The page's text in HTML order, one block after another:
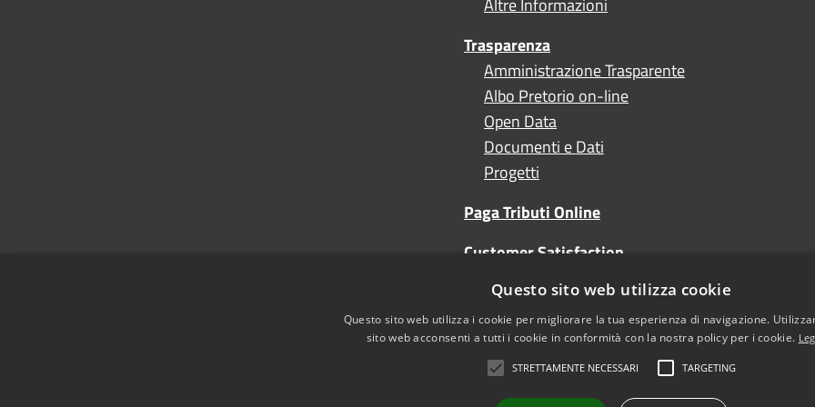
Altre Informazioni
Trasparenza
Amministrazione Trasparente
Albo Pretorio on-line
Open Data
Documenti e Dati
Progetti
Paga Tributi Online
Customer Satisfaction
Turismo
Questo sito web utilizza cookie
Questo sito web utilizza i cookie per migliorare la tua esperienza di navigazione.
sito web acconsenti a tutti i cookie in conformità con la nostra policy per i cookie.
STRETTAMENTE NECESSARI TARGETING